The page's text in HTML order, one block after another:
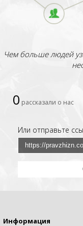
Чем больше людей
0 рассказали о нас
Или отправьте
Информация